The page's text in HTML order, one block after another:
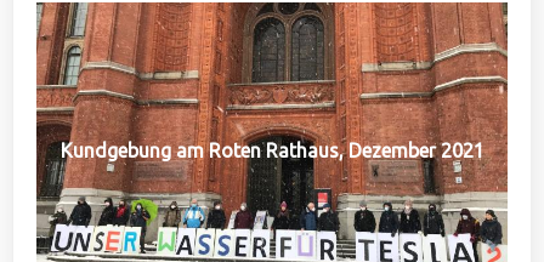
Kundgebung am Roten Rathaus, Dezember 2021